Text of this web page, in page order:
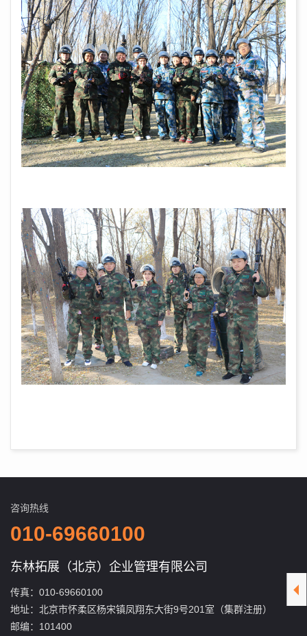
咨询热线
010-69660100
东林拓展（北京）企业管理有限公司
传真：010-69660100
地址：北京市怀柔区杨宋镇凤翔东大街9号201室（集群注册）
邮编：101400